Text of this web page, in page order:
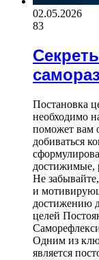
02.05.2026
83
Постановка
необходимо
поможет вам
добиваться
достижимые,
Не
и
достижению
целей
Одним из
является